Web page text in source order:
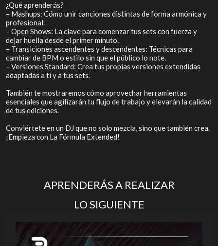
¿Qué aprenderás?
– Mashups: Cómo unir canciones distintas de forma armónica y
profesional.
– Open Shows: La clave para comenzar tus sets con fuerza y
dejar huella desde el primer minuto.
– Transiciones ascendentes y descendentes: Técnicas para
cambiar de BPM o estilo sin que el público lo note.
– Versiones Standard: Crea tus propias versiones extendidas
adaptadas a ti y a tus sets.
También te mostraremos cómo aprovechar herramientas
esenciales que agilizarán tu flujo de trabajo y elevarán la calidad
de tus ediciones.
Conviértete en un DJ que no solo mezcla, sino que también crea.
¡Empieza con La Fórmula Extended!
APRENDERÁS A REALIZAR
LO SIGUIENTE